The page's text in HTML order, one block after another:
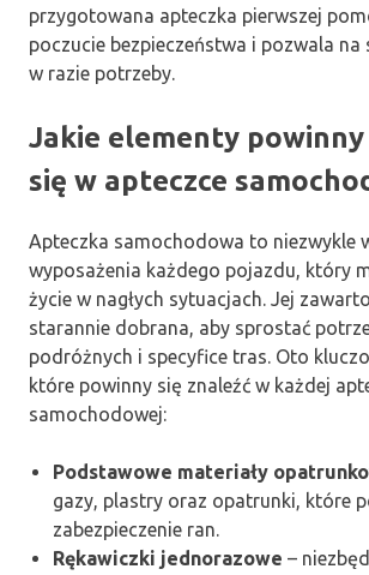
przygotowana apteczka pierwszej
poczucie bezpieczeństwa i pozwala na
w razie potrzeby.
Jakie elementy
się w apteczce
Apteczka samochodowa to niezwykle
wyposażenia każdego pojazdu, który
życie w nagłych sytuacjach. Jej
starannie dobrana, aby sprostać
podróżnych i specyfice tras. Oto
które powinny się znaleźć w każdej
samochodowej:
Podstawowe materiały
gazy, plastry oraz opatrunki, które
zabezpieczenie ran.
Rękawiczki jednorazowe –